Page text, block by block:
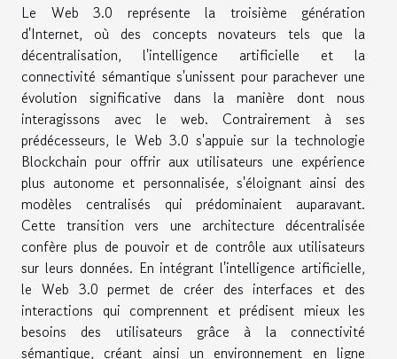
Le Web 3.0 représente la troisième génération
d'Internet, où des concepts novateurs tels que la
décentralisation, l'intelligence artificielle et la
connectivité sémantique s'unissent pour parachever une
évolution significative dans la manière dont nous
interagissons avec le web. Contrairement à ses
prédécesseurs, le Web 3.0 s'appuie sur la technologie
Blockchain pour offrir aux utilisateurs une expérience
plus autonome et personnalisée, s'éloignant ainsi des
modèles centralisés qui prédominaient auparavant.
Cette transition vers une architecture décentralisée
confère plus de pouvoir et de contrôle aux utilisateurs
sur leurs données. En intégrant l'intelligence artificielle,
le Web 3.0 permet de créer des interfaces et des
interactions qui comprennent et prédisent mieux les
besoins des utilisateurs grâce à la connectivité
sémantique, créant ainsi un environnement en ligne